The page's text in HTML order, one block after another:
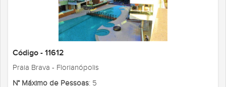
Código - 11612
Praia Brava - Florianópolis
N° Máximo de Pessoas: 5